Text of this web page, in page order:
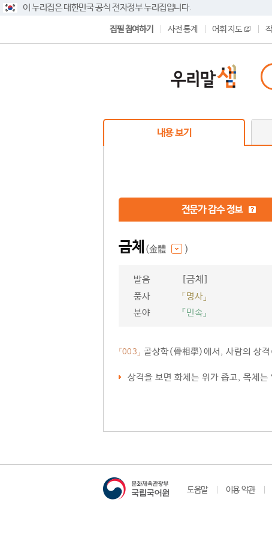
이 누리집은 대한민국 공식 전자정부 누리집입니다.
집필 참여하기 사전 통계 어휘 지도
내용 보기
전문가 감수 정보
금체 (金體 )
발음 [금체]
품사
「명사」
분야
『민속』
「003」 골상학(骨相學)에서, 사람의 상
상격을 보면 화체는 위가 좁고, 목체는
도움말 이용 약관